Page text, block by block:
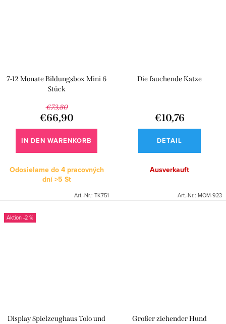
7-12 Monate Bildungsbox Mini 6
Stück
€73,80
€66,90
IN DEN WARENKORB
Odosielame do 4 pracovných
dní>5 St
Art.-Nr.: TK751
Die fauchende Katze
€10,76
DETAIL
Ausverkauft
Art.-Nr.: MOM-923
-2 %
Display Spielzeughaus Tolo und
Großer ziehender Hund